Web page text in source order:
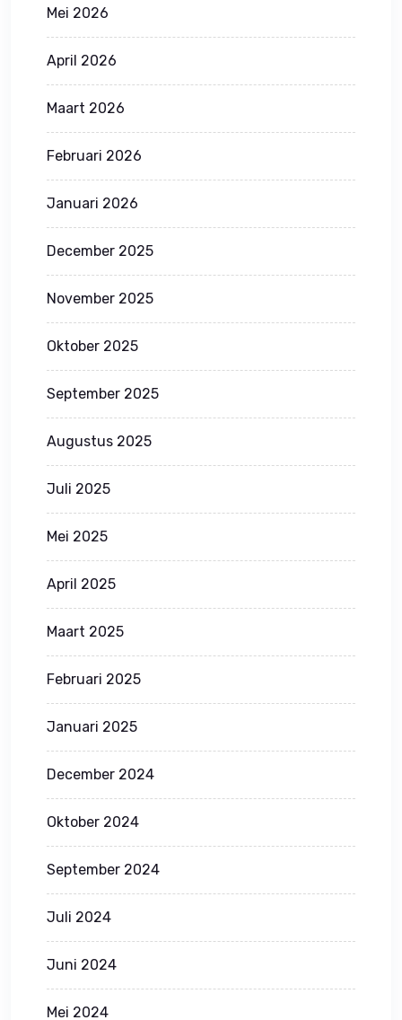
Mei 2026
April 2026
Maart 2026
Februari 2026
Januari 2026
December 2025
November 2025
Oktober 2025
September 2025
Augustus 2025
Juli 2025
Mei 2025
April 2025
Maart 2025
Februari 2025
Januari 2025
December 2024
Oktober 2024
September 2024
Juli 2024
Juni 2024
Mei 2024